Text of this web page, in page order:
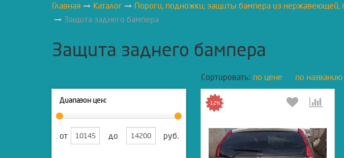
Главная Каталог Пороги, подножки, защиты бампера из нержавеющей,
Защита заднего бампера
Защита заднего бампера
Сортировать: по цене по названию
Диапазон цен:
от до руб.
-12%